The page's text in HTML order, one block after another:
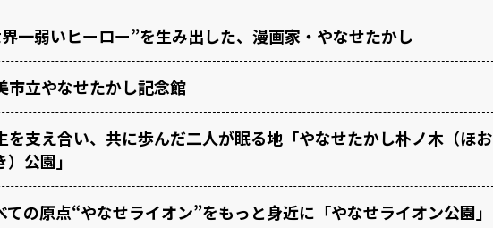
一弱いヒーロー”を生み出した、漫画家・やなせたかし
市立やなせたかし記念館
を支え合い、共に歩んだ二人が眠る地「やなせたかし朴ノ木（ほお
）公園」
ての原点“やなせライオン”をもっと身近に「やなせライオン公園」